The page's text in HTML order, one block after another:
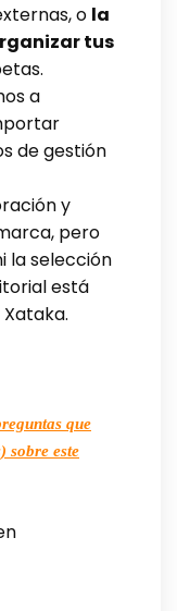
o la
tus
a
de gestión
y
pero
la selección
está
que
sobre este